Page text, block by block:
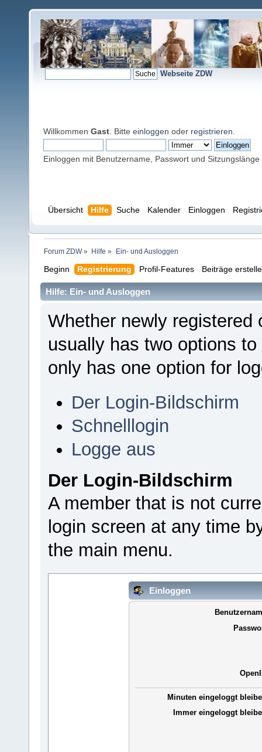
Webseite ZDW
Willkommen Gast . Bitte einloggen oder registrieren
Einloggen mit Benutzername, Passwort und Sitzungslänge
Übersicht Hilfe Suche Kalender Einloggen
Forum ZDW» Hilfe » Ein- und Ausloggen
Beginn Registrierung Profil-Features Beiträge
Hilfe: Ein- und Ausloggen
Whether newly
usually has two options
only has one option for
Der Login-Bildschirm
Schnelllogin
Logge aus
Der Login-Bildschirm
A member that is not
login screen at any time
the main menu.
Einloggen
Minuten eingeloggt
Immer eingeloggt